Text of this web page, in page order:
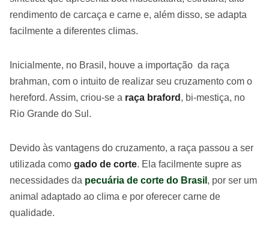
rendimento de carcaça e carne e, além disso, se adapta
facilmente a diferentes climas.
Inicialmente, no Brasil, houve a importação da raça
brahman, com o intuito de realizar seu cruzamento com o
hereford. Assim, criou-se a raça braford , bi-mestiça, no
Rio Grande do Sul.
Devido às vantagens do cruzamento, a raça passou a ser
utilizada como gado de corte. Ela facilmente supre as
necessidades da pecuária de corte do Brasil , por ser um
animal adaptado ao clima e por oferecer carne de
qualidade.